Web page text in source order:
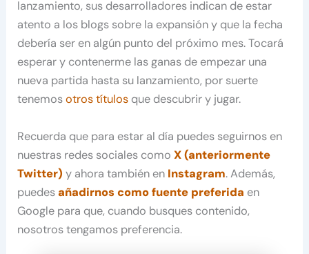
lanzamiento, sus desarrolladores indican de estar
atento a los blogs sobre la expansión y que la fecha
debería ser en algún punto del próximo mes. Tocará
esperar y contenerme las ganas de empezar una
nueva partida hasta su lanzamiento, por suerte
tenemosotros títulos que descubrir y jugar.
Recuerda que para estar al día puedes seguirnos en
nuestras redes sociales comoX (anteriormente
Twitter) y ahora también en Instagram. Además,
puedesañadirnos como fuente preferida en
Google para que, cuando busques contenido,
nosotros tengamos preferencia.